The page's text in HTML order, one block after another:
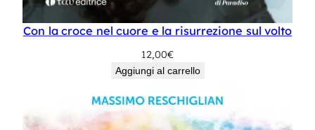
Con la croce nel cuore e la risurrezione sul volto
12,00€
Aggiungi al carrello